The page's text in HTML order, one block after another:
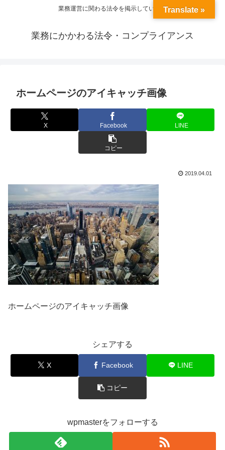
業務運営に関わる法令を掲示しています
業務にかかわる法令・コンプライアンス
ホームページのアイキャッチ画像
X Facebook LINE
コピー
2019.04.01
ホームページのアイキャッチ画像
シェアする
X Facebook LINE
コピー
wpmasterをフォローする
Translate »